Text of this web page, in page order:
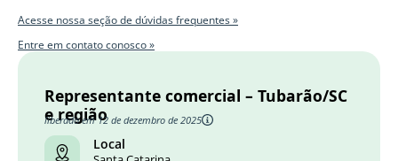
Acesse nossa seção de dúvidas frequentes »
Entre em contato conosco »
Representante comercial – Tubarão/SC
e região
liberado em 12 de dezembro de 2025
Local